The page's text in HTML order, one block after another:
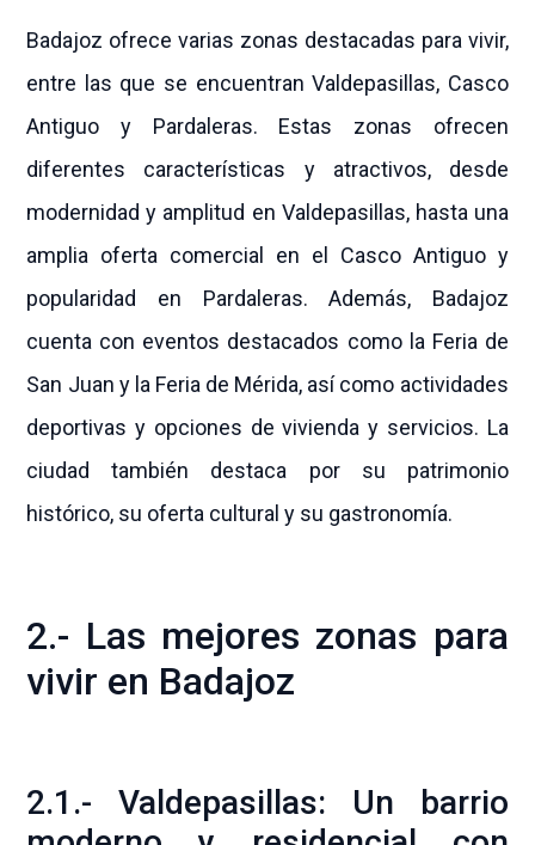
Badajoz ofrece varias zonas destacadas para vivir,
entre las que se encuentran Valdepasillas, Casco
Antiguo y Pardaleras. Estas zonas ofrecen
diferentes características y atractivos, desde
modernidad y amplitud en Valdepasillas, hasta una
amplia oferta comercial en el Casco Antiguo y
popularidad en Pardaleras. Además, Badajoz
cuenta con eventos destacados como la Feria de
San Juan y la Feria de Mérida, así como actividades
deportivas y opciones de vivienda y servicios. La
ciudad también destaca por su patrimonio
histórico, su oferta cultural y su gastronomía.
2.- Las mejores zonas para
vivir en Badajoz
2.1.- Valdepasillas: Un barrio